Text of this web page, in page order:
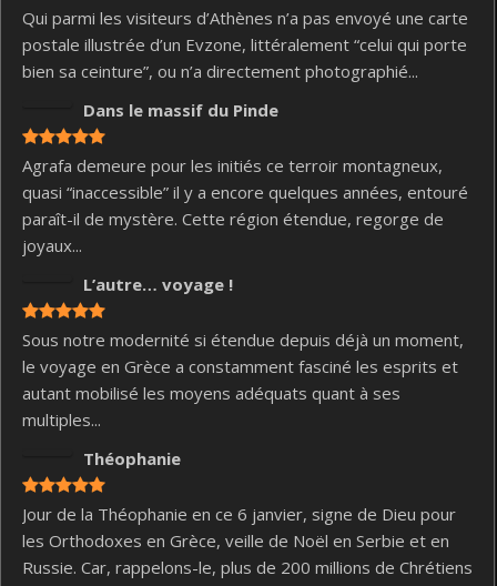
Qui parmi les visiteurs d’Athènes n’a pas envoyé une carte
postale illustrée d’un Evzone, littéralement “celui qui porte
bien sa ceinture”, ou n’a directement photographié...
Dans le massif du Pinde
Agrafa demeure pour les initiés ce terroir montagneux,
quasi “inaccessible” il y a encore quelques années, entouré
paraît-il de mystère. Cette région étendue, regorge de
joyaux...
L’autre… voyage !
Sous notre modernité si étendue depuis déjà un moment,
le voyage en Grèce a constamment fasciné les esprits et
autant mobilisé les moyens adéquats quant à ses
multiples...
Théophanie
Jour de la Théophanie en ce 6 janvier, signe de Dieu pour
les Orthodoxes en Grèce, veille de Noël en Serbie et en
Russie. Car, rappelons-le, plus de 200 millions de Chrétiens